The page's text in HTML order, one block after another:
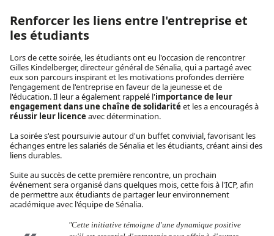
Renforcer les liens entre l'entreprise et
les étudiants
Lors de cette soirée, les étudiants ont eu l'occasion de rencontrer
Gilles Kindelberger, directeur général de Sénalia, qui a partagé avec
eux son parcours inspirant et les motivations profondes derrière
l'engagement de l'entreprise en faveur de la jeunesse et de
l'éducation. Il leur a également rappelé l'importance de leur
engagement dans une chaîne de solidarité et les a encouragés à
réussir leur licence avec détermination.
La soirée s'est poursuivie autour d'un buffet convivial, favorisant les
échanges entre les salariés de Sénalia et les étudiants, créant ainsi des
liens durables.
Suite au succès de cette première rencontre, un prochain
événement sera organisé dans quelques mois, cette fois à l'ICP, afin
de permettre aux étudiants de partager leur environnement
académique avec l'équipe de Sénalia.
"Cette initiative témoigne d'une dynamique positive